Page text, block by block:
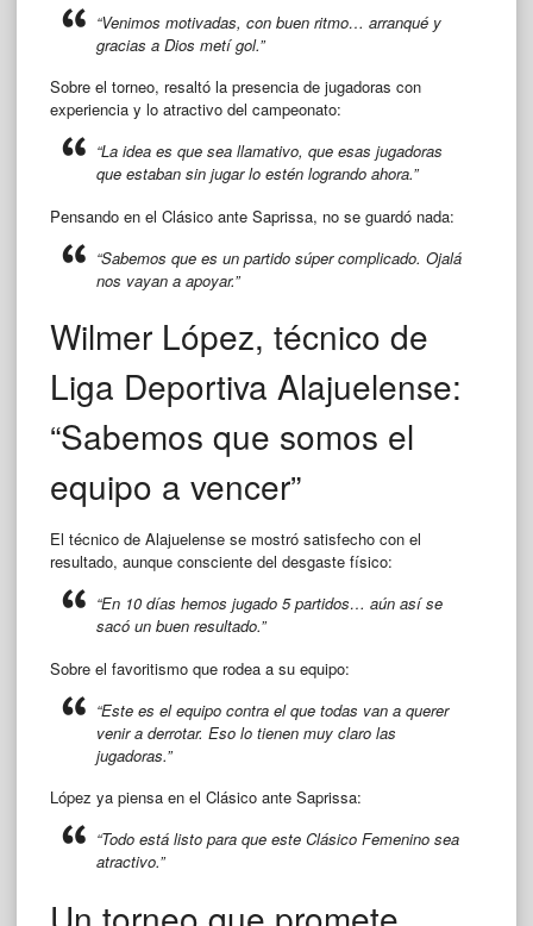
“Venimos motivadas, con buen ritmo… arranqué y
gracias a Dios metí gol.”
Sobre el torneo, resaltó la presencia de jugadoras con
experiencia y lo atractivo del campeonato:
“La idea es que sea llamativo, que esas jugadoras
que estaban sin jugar lo estén logrando ahora.”
Pensando en el Clásico ante Saprissa, no se guardó nada:
“Sabemos que es un partido súper complicado. Ojalá
nos vayan a apoyar.”
Wilmer López, técnico de
Liga Deportiva Alajuelense:
“Sabemos que somos el
equipo a vencer”
El técnico de Alajuelense se mostró satisfecho con el
resultado, aunque consciente del desgaste físico:
“En 10 días hemos jugado 5 partidos… aún así se
sacó un buen resultado.”
Sobre el favoritismo que rodea a su equipo:
“Este es el equipo contra el que todas van a querer
venir a derrotar. Eso lo tienen muy claro las
jugadoras.”
López ya piensa en el Clásico ante Saprissa:
“Todo está listo para que este Clásico Femenino sea
atractivo.”